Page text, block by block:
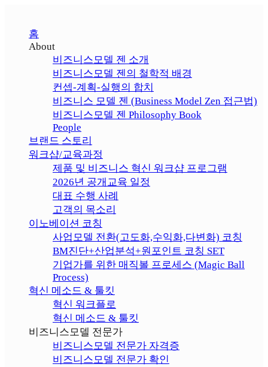
홈
About
비즈니스모델 젠 소개
비즈니스모델 젠의 철학적 배경
컨셉-계획-실행의 합치
비즈니스 모델 젠 (Business Model Zen 접근법)
비즈니스모델 젠 Philosophy Book
People
브랜드 스토리
워크샵/교육과정
제품 및 비즈니스 혁신 워크샵 프로그램
2026년 공개교육 일정
대표 수행 사례
고객의 목소리
이노베이션 코칭
사업모델 전환(고도화,수익화,다변화) 코칭
BM진단+산업분석+원포인트 코칭 SET
기업가를 위한 매직볼 프로세스 (Magic Ball
Process)
혁신 메소드 & 툴킷
혁신 워크플로
혁신 메소드 & 툴킷
비즈니스모델 전문가
비즈니스모델 전문가 자격증
비즈니스모델 전문가 확인